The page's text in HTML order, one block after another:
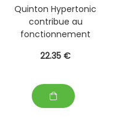
10 ML.
Quinton Hypertonic
contribue au
fonctionnement
nerveux et de la
psychologique.
22.35 €